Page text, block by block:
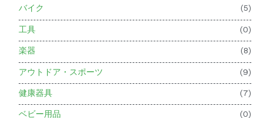
バイク (5)
工具 (0)
楽器 (8)
アウトドア・スポーツ (9)
健康器具 (7)
ベビー用品 (0)